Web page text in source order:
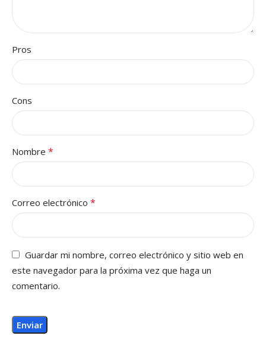
Pros
Cons
Nombre *
Correo electrónico *
Guardar mi nombre, correo electrónico y sitio web en
este navegador para la próxima vez que haga un
comentario.